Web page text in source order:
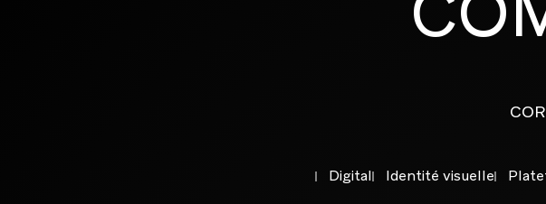
Brand activation
Digital Identité visuelle